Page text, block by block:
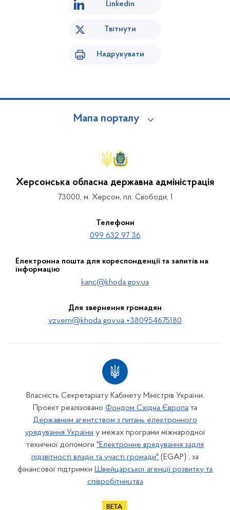
Linkedin
Твітнути
Надрукувати
Мапа порталу
Херсонська обласна державна адміністрація
73000, м. Херсон, пл. Свободи, 1
Телефони
099 632 97 36
Електронна пошта для кореспонденції та запитів на
інформацію
kanc@khoda.gov.ua
Для звернення громадян
vzvern@khoda.gov.ua +380954675180
Власність Секретаріату Кабінету Міністрів України.
Проект реалізовано Фондом Східна Європа та
Державним агентством з питань електронного
урядування України у межах програми міжнародної
технічної допомоги "Електронне врядування задля
підзвітності влади та участі громади" (EGAP) , за
фінансової підтримки Швейцарської агенції розвитку та
співробітництва